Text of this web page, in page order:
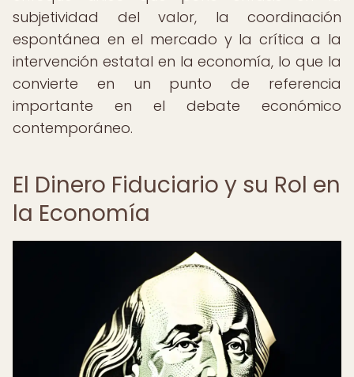
subjetividad del valor, la coordinación
espontánea en el mercado y la crítica a la
intervención estatal en la economía, lo que la
convierte en un punto de referencia
importante en el debate económico
contemporáneo.
El Dinero Fiduciario y su Rol en
la Economía